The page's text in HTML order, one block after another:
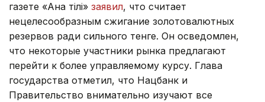
газете «Ана тілі» заявил, что считает
нецелесообразным сжигание золотовалютных
резервов ради сильного тенге. Он осведомлен,
что некоторые участники рынка предлагают
перейти к более управляемому курсу. Глава
государства отметил, что Нацбанк и
Правительство внимательно изучают все